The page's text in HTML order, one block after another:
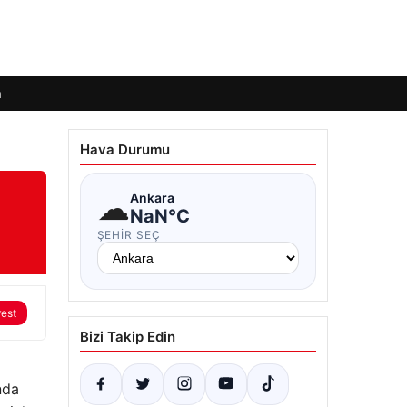
Hava Durumu
☁Ankara
NaN°C
ŞEHIR SEÇ
Bizi Takip Edin